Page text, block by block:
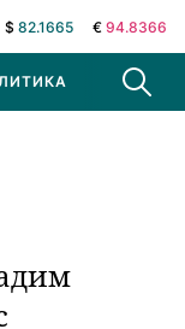
$ 82.1665 € 94.8366
В МИРЕ